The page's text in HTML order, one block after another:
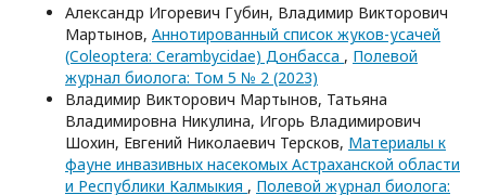
Александр Игоревич Губин, Владимир Викторович
Мартынов, Аннотированный список жуков-усачей
(Coleoptera: Cerambycidae) Донбасса , Полевой
журнал биолога: Том 5 № 2 (2023)
Владимир Викторович Мартынов, Татьяна
Владимировна Никулина, Игорь Владимирович
Шохин, Евгений Николаевич Терсков, Материалы к
фауне инвазивных насекомых Астраханской области
и Республики Калмыкия , Полевой журнал биолога: